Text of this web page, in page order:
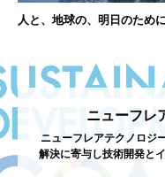
人と、地球の、明日のために
ニューフレ
ニューフレアテクノロジ
解決に寄与し技術開発と